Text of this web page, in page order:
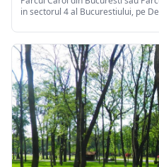
in sectorul 4 al Bucurestiului, pe
francez Eduard Redont si a fost